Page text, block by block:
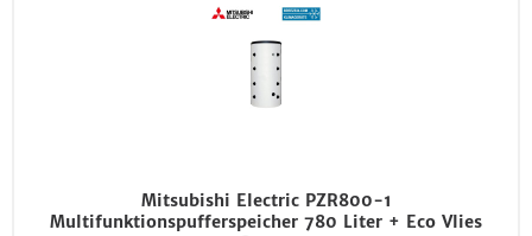
Mitsubishi Electric PZR800-1
Multifunktionspufferspeicher 780 Liter + Eco Vlies